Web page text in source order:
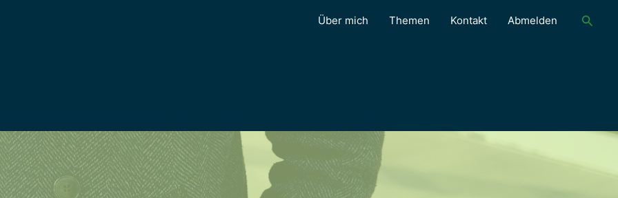
Über mich Themen Kontakt Abmelden